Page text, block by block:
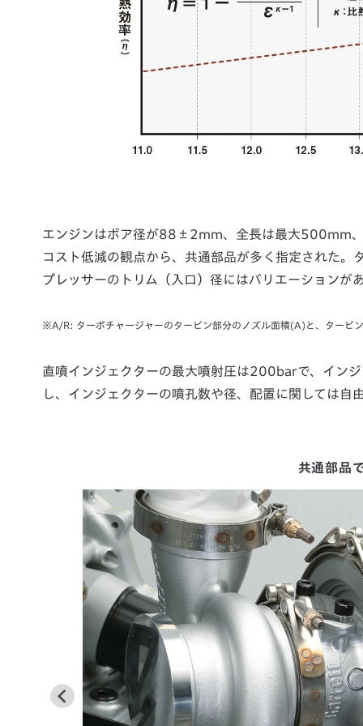
エンジンはボア径が88±2mm、全長は最大500mm
コスト低減の観点から、共通部品が多く指定された
プレッサーのトリム（入口）径にはバリエーションが
※A/R: ターボチャージャーのタービン部分のノズル面積(A)と、タービ
直噴インジェクターの最大噴射圧は200barで、イン
し、インジェクターの噴孔数や径、配置に関しては自
共通部品